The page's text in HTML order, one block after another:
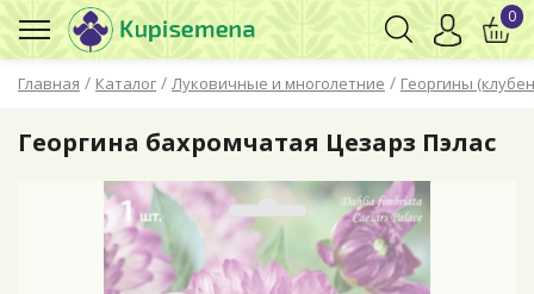
Главная / Каталог / Луковичные и многолетние / Георгины
0
Георгина бахромчатая Цезарз Пэлас